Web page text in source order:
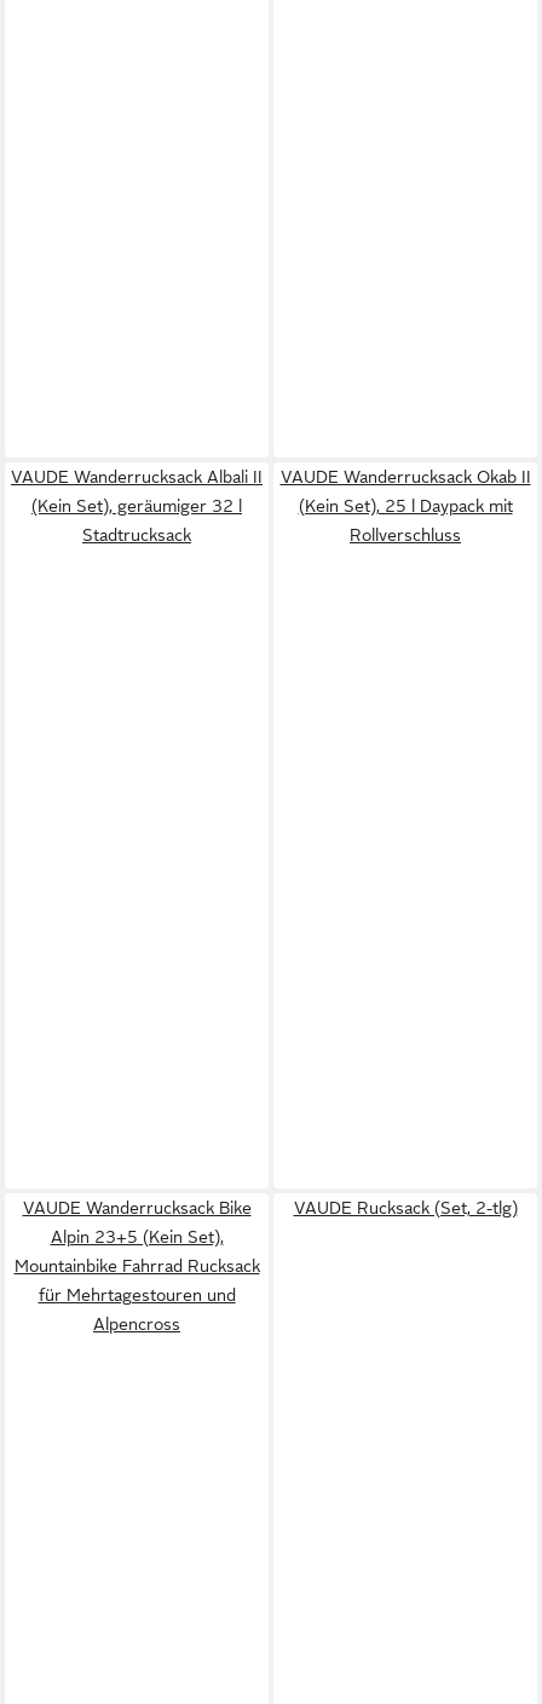
VAUDE Wanderrucksack Albali II
(Kein Set), geräumiger 32 l
Stadtrucksack
VAUDE Wanderrucksack Okab II
(Kein Set), 25 l Daypack mit
Rollverschluss
VAUDE Wanderrucksack Bike
Alpin 23+5 (Kein Set),
Mountainbike Fahrrad Rucksack
für Mehrtagestouren und
Alpencross
VAUDE Rucksack (Set, 2-tlg)